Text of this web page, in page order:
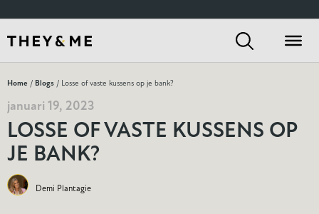
Home / Blogs / Losse of vaste kussens op je bank?
januari 19, 2023
LOSSE OF VASTE KUSSENS OP
JE BANK?
Demi Plantagie